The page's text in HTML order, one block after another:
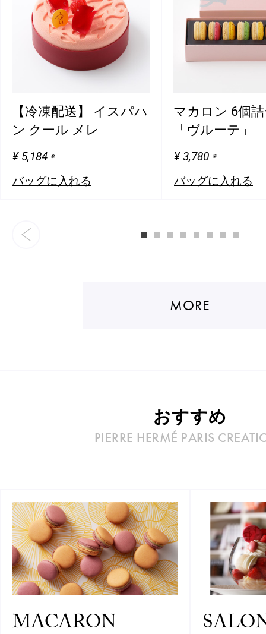
ガイド
ショッピングバッグ
【冷凍配送】 イスパハ
ン クール メレ
¥ 5,184 ※
バッグに入れる
マカロン 6個
「ヴルーテ」
¥ 3,780 ※
バッグに入れる
MORE
おすすめ
PIERRE HERMÉ PARIS
MACARON